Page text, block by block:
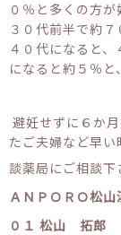
０％と多くの方
３０代前半で約
４０代になると
になると約５％
避妊せずに６か
たご夫婦など早
談薬局にご相談
ＡＮＰＯＲＯ松
０１ 松山 拓郎